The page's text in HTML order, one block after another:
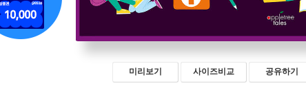
미리보기 사이즈비교 공유하기